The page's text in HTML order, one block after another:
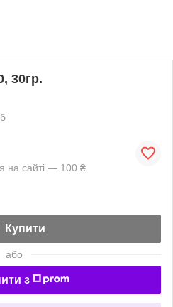
30гр.
на сайті — 100 ₴
Купити
або
з